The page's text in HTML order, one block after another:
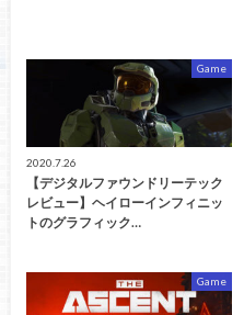
Game
2020.7.26
【デジタルファウンドリーテック
レビュー】ヘイローインフィニッ
トのグラフィック…
Game